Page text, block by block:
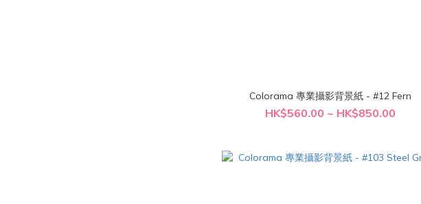
Colorama 專業攝影背景紙 - #12 Fern
HK$560.00 ~ HK$850.00